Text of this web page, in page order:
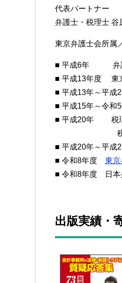
代表パートナー
弁護士・税理士 谷
東京弁護士会所属
■ 平成6年 弁
■ 平成13年度 東
■ 平成13年～平成
■ 平成15年～令
■ 平成20年 税理
税理士法
■ 平成20年～平成
■ 令和8年度 東
■ 令和8年度 日本
出版実績・